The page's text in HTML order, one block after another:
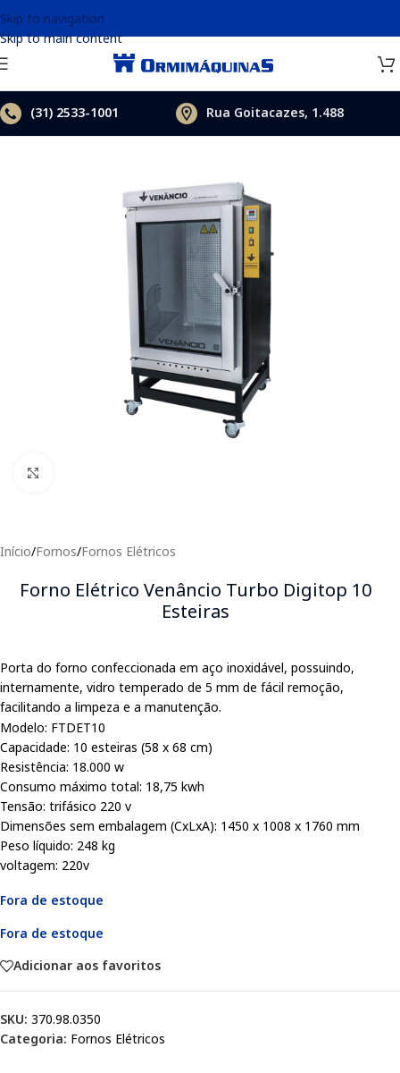
Skip to navigation
Skip to main content
(31) 2533-1001 Rua Goitacazes, 1.488
Início/Fornos/Fornos Elétricos
Forno Elétrico Venâncio Turbo Digitop 10
Esteiras
Porta do forno confeccionada em aço inoxidável, possuindo,
internamente, vidro temperado de 5 mm de fácil remoção,
facilitando a limpeza e a manutenção.
Modelo: FTDET10
Capacidade: 10 esteiras (58 x 68 cm)
Resistência: 18.000 w
Consumo máximo total: 18,75 kwh
Tensão: trifásico 220 v
Dimensões sem embalagem (CxLxA): 1450 x 1008 x 1760 mm
Peso líquido: 248 kg
voltagem: 220v
Fora de estoque
Fora de estoque
Adicionar aos favoritos
SKU: 370.98.0350
Categoria: Fornos Elétricos